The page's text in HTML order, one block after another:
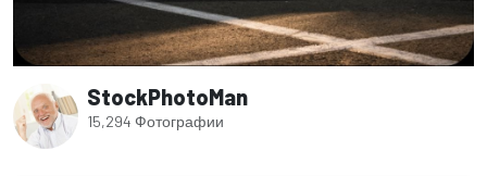
StockPhotoMan
15,294 Фотографии